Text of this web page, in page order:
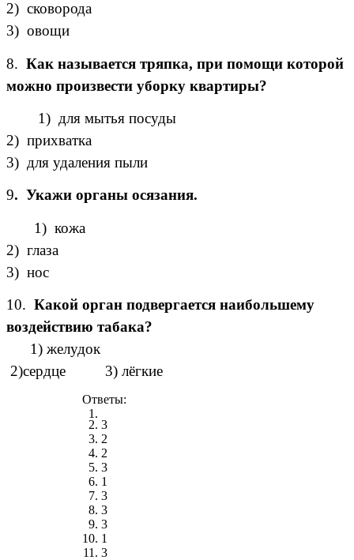
2) сковорода
3) овощи
8. Как называется тряпка, при помощи которой
можно произвести уборку квартиры?
1) для мытья посуды
2) прихватка
3) для удаления пыли
9. Укажи органы осязания.
1) кожа
2) глаза
3) нос
10. Какой орган подвергается наибольшему
воздействию табака?
1) желудок
2)сердце 3) лёгкие
Ответы:
3
2
2
3
1
3
3
3
1
3